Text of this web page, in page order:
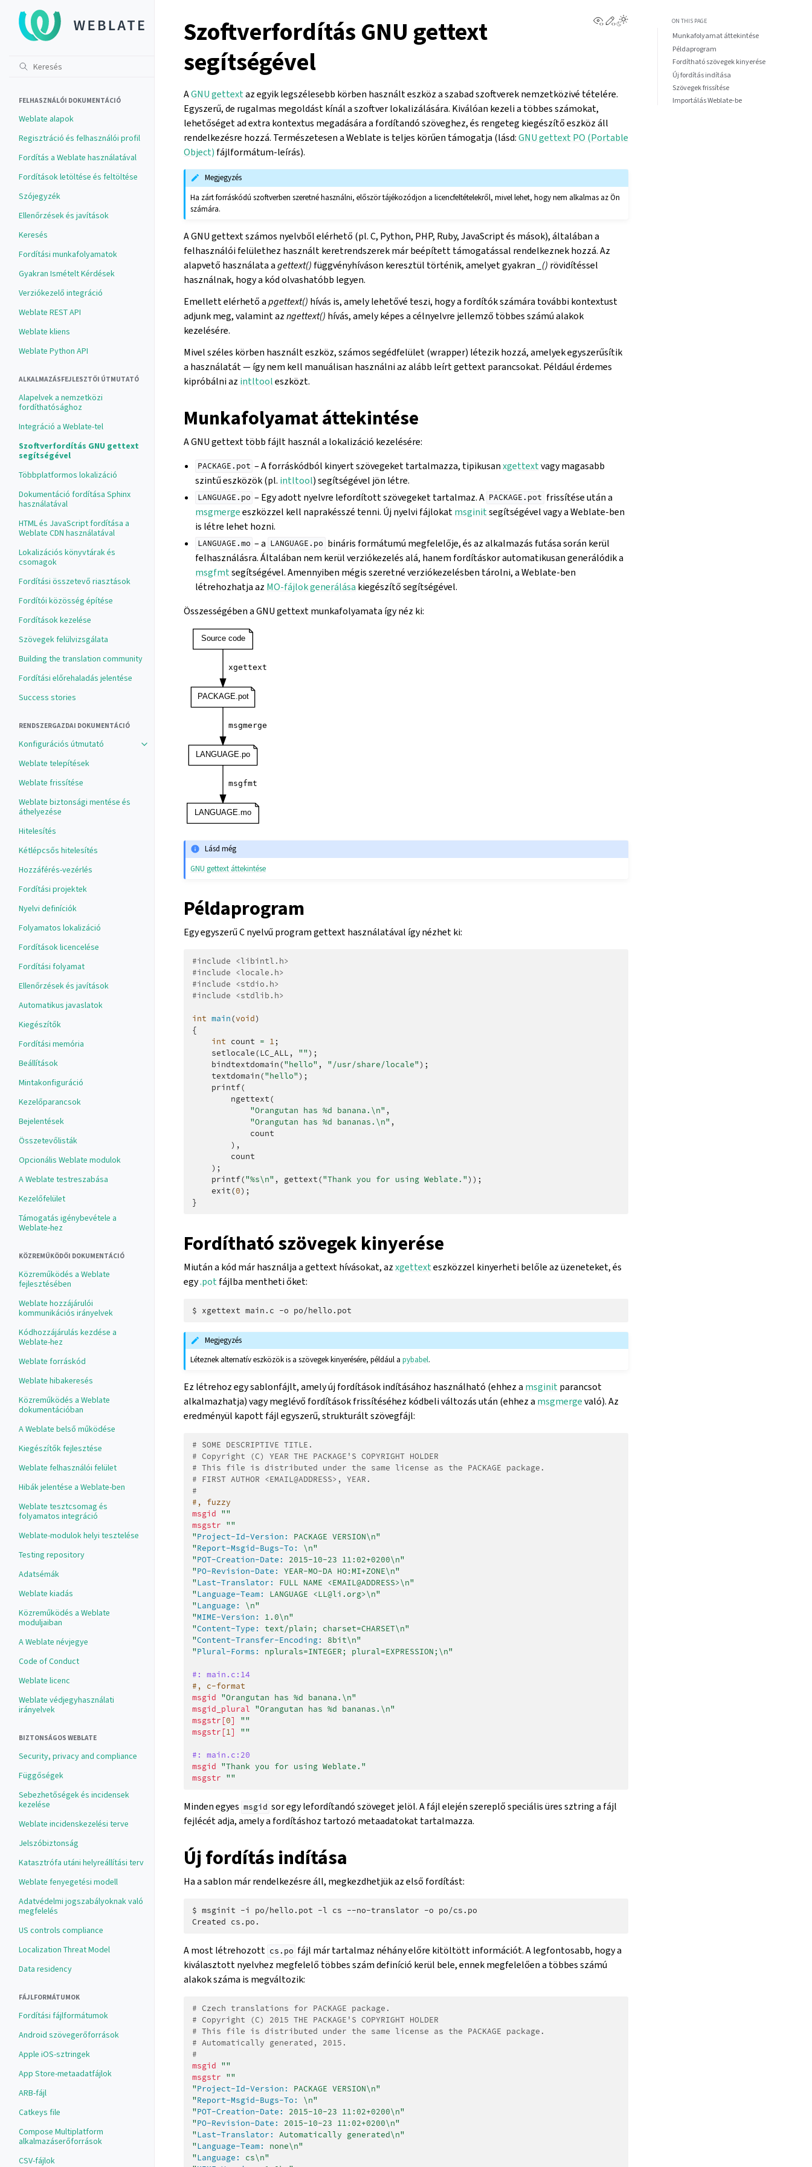
FELHASZNÁLÓI DOKUMENTÁCIÓ
Weblate alapok
Regisztráció és felhasználói profil
Fordítás a Weblate használatával
Fordítások letöltése és feltöltése
Szójegyzék
Ellenőrzések és javítások
Keresés
Fordítási munkafolyamatok
Gyakran Ismételt Kérdések
Verziókezelő integráció
Weblate REST API
Weblate kliens
Weblate Python API
ALKALMAZÁSFEJLESZTŐI ÚTMUTATÓ
Alapelvek a nemzetközi
fordíthatósághoz
Integráció a Weblate-tel
Szoftverfordítás GNU gettext
segítségével
Többplatformos lokalizáció
Dokumentáció fordítása Sphinx
használatával
HTML és JavaScript fordítása a
Weblate CDN használatával
Lokalizációs könyvtárak és
csomagok
Fordítási összetevő riasztások
Fordítói közösség építése
Fordítások kezelése
Szövegek felülvizsgálata
Building the translation community
Fordítási előrehaladás jelentése
Success stories
RENDSZERGAZDAI DOKUMENTÁCIÓ
Konfigurációs útmutató
Weblate telepítések
Weblate frissítése
Weblate biztonsági mentése és
áthelyezése
Hitelesítés
Kétlépcsős hitelesítés
Hozzáférés-vezérlés
Fordítási projektek
Nyelvi definíciók
Folyamatos lokalizáció
Fordítások licencelése
Fordítási folyamat
Ellenőrzések és javítások
Automatikus javaslatok
Kiegészítők
Fordítási memória
Beállítások
Mintakonfiguráció
Kezelőparancsok
Bejelentések
Összetevőlisták
Opcionális Weblate modulok
A Weblate testreszabása
Kezelőfelület
Támogatás igénybevétele a
Weblate-hez
KÖZREMŰKÖDŐI DOKUMENTÁCIÓ
Közreműködés a Weblate
fejlesztésében
Weblate hozzájárulói
kommunikációs irányelvek
Kódhozzájárulás kezdése a
Weblate-hez
Weblate forráskód
Weblate hibakeresés
Közreműködés a Weblate
dokumentációban
A Weblate belső működése
Kiegészítők fejlesztése
Weblate felhasználói felület
Hibák jelentése a Weblate-ben
Weblate tesztcsomag és
folyamatos integráció
Weblate-modulok helyi tesztelése
Testing repository
Adatsémák
Weblate kiadás
Közreműködés a Weblate
moduljaiban
A Weblate névjegye
Code of Conduct
Weblate licenc
Weblate védjegyhasználati
irányelvek
BIZTONSÁGOS WEBLATE
Security, privacy and compliance
Függőségek
Sebezhetőségek és incidensek
kezelése
Weblate incidenskezelési terve
Jelszóbiztonság
Katasztrófa utáni helyreállítási terv
Weblate fenyegetési modell
Adatvédelmi jogszabályoknak való
megfelelés
US controls compliance
Localization Threat Model
Data residency
FÁJLFORMÁTUMOK
Fordítási fájlformátumok
Android szövegerőforrások
Apple iOS-sztringek
App Store-metaadatfájlok
ARB-fájl
Catkeys file
Compose Multiplatform
alkalmazáserőforrások
CSV-fájlok
View this page
Edit this page
Szoftverfordítás GNU gettext
segítségével
AGNU gettextaz egyik legszélesebb körben használt eszköz a szabad szoftverek nemzetközivé tételére.
Egyszerű, de rugalmas megoldást kínál a szoftver lokalizálására. Kiválóan kezeli a többes számokat,
lehetőséget ad extra kontextus megadására a fordítandó szöveghez, és rengeteg kiegészítő eszköz áll
rendelkezésre hozzá. Természetesen a Weblate is teljes körűen támogatja (lásd:GNU gettext PO (Portable
Object) fájlformátum-leírás).
Megjegyzés
Ha zárt forráskódú szoftverben szeretné használni, először tájékozódjon a licencfeltételekről, mivel lehet, hogy nem alkalmas az Ön
számára.
A GNU gettext számos nyelvből elérhető (pl. C, Python, PHP, Ruby, JavaScript és mások), általában a
felhasználói felülethez használt keretrendszerek már beépített támogatással rendelkeznek hozzá. Az
alapvető használata agettext() függvényhíváson keresztül történik, amelyet gyakran _() rövidítéssel
használnak, hogy a kód olvashatóbb legyen.
Emellett elérhető apgettext() hívás is, amely lehetővé teszi, hogy a fordítók számára további kontextust
adjunk meg, valamint azngettext() hívás, amely képes a célnyelvre jellemző többes számú alakok
kezelésére.
Mivel széles körben használt eszköz, számos segédfelület (wrapper) létezik hozzá, amelyek egyszerűsítik
a használatát — így nem kell manuálisan használni az alább leírt gettext parancsokat. Például érdemes
kipróbálni az intltooleszközt.
Munkafolyamat áttekintése
A GNU gettext több fájlt használ a lokalizáció kezelésére:
PACKAGE.pot – A forráskódból kinyert szövegeket tartalmazza, tipikusanxgettextvagy magasabb
szintű eszközök (pl. intltool) segítségével jön létre.
LANGUAGE.po – Egy adott nyelvre lefordított szövegeket tartalmaz. A PACKAGE.pot frissítése után a
msgmergeeszközzel kell naprakésszé tenni. Új nyelvi fájlokatmsginitsegítségével vagy a Weblate-ben
is létre lehet hozni.
LANGUAGE.mo – a LANGUAGE.po bináris formátumú megfelelője, és az alkalmazás futása során kerül
felhasználásra. Általában nem kerül verziókezelés alá, hanem fordításkor automatikusan generálódik a
msgfmtsegítségével. Amennyiben mégis szeretné verziókezelésben tárolni, a Weblate-ben
létrehozhatja az MO-fájlok generálása kiegészítő segítségével.
Összességében a GNU gettext munkafolyamata így néz ki:
Lásd még
GNU gettext áttekintése
Példaprogram
Egy egyszerű C nyelvű program gettext használatával így nézhet ki:
#include <libintl.h>
#include <locale.h>
#include <stdio.h>
#include <stdlib.h>
int main(void)
{
int count = 1 ;
setlocale(LC_ALL , "");
bindtextdomain("hello" , "/usr/share/locale");
textdomain("hello");
printf(
ngettext(
"Orangutan has %d banana. \n" ,
"Orangutan has %d bananas. \n" ,
count
),
count
);
printf("%s\n" , gettext("Thank you for using Weblate."));
exit(0);
}
Fordítható szövegek kinyerése
Miután a kód már használja a gettext hívásokat, azxgettexteszközzel kinyerheti belőle az üzeneteket, és
egy.potfájlba mentheti őket:
$ xgettext main.c -o
Megjegyzés
Léteznek alternatív eszközök is a szövegek kinyerésére, például apybabel.
Ez létrehoz egy sablonfájlt, amely új fordítások indításához használható (ehhez a msginitparancsot
alkalmazhatja) vagy meglévő fordítások frissítéséhez kódbeli változás után (ehhez a msgmergevaló). Az
eredményül kapott fájl egyszerű, strukturált szövegfájl:
# SOME DESCRIPTIVE TITLE.
# Copyright (C) YEAR THE PACKAGE'S COPYRIGHT HOLDER
# This file is distributed under the same license as the PACKAGE package.
# FIRST AUTHOR <EMAIL@ADDRESS>, YEAR.
#
#, fuzzy
msgid ""
msgstr ""
"Project-Id-Version:
PACKAGE VERSION\n"
"Report-Msgid-Bugs-To:
\n"
"POT-Creation-Date:
2015-10-23 11:02+0200\n"
"PO-Revision-Date:
YEAR-MO-DA HO:MI+ZONE\n"
"Last-Translator:
FULL NAME <EMAIL@ADDRESS>\n"
"Language-Team:
LANGUAGE <LL@li.org>\n"
"Language:
\n"
"MIME-Version:
1.0\n"
"Content-Type:
text/plain; charset=CHARSET\n"
"Content-Transfer-Encoding:
8bit\n"
"Plural-Forms: nplurals=INTEGER; plural=EXPRESSION;\n"
#: main.c:14
#, c-format
msgid "Orangutan has %d banana.\n"
msgid_plural "Orangutan has %d bananas.\n"
msgstr[0]
""
msgstr[1] ""
#: main.c:20
msgid "Thank you for using Weblate."
msgstr ""
Minden egyes msgid sor egy lefordítandó szöveget jelöl. A fájl elején szereplő speciális üres sztring a fájl
fejlécét adja, amely a fordításhoz tartozó metaadatokat tartalmazza.
Új fordítás indítása
Ha a sablon már rendelkezésre áll, megkezdhetjük az első fordítást:
$ msginit -i po/hello.pot -l cs --no-translator -o
Created cs.po.
A most létrehozott cs.po fájl már tartalmaz néhány előre kitöltött információt. A legfontosabb, hogy a
kiválasztott nyelvhez megfelelő többes szám definíció kerül bele, ennek megfelelően a többes számú
alakok száma is megváltozik:
# Czech translations for PACKAGE package.
# Copyright (C) 2015 THE PACKAGE'S COPYRIGHT HOLDER
# This file is distributed under the same license as the PACKAGE package.
# Automatically generated, 2015.
#
msgid ""
msgstr ""
"Project-Id-Version:
PACKAGE VERSION\n"
"Report-Msgid-Bugs-To:
\n"
"POT-Creation-Date:
2015-10-23 11:02+0200\n"
"PO-Revision-Date:
2015-10-23 11:02+0200\n"
"Last-Translator:
Automatically generated\n"
"Language-Team:
none\n"
"Language:
cs\n"
ON THIS PAGE
Munkafolyamat áttekintése
Példaprogram
Fordítható szövegek kinyerése
Új fordítás indítása
Szövegek frissítése
Importálás Weblate-be